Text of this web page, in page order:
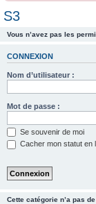
S3
Vous n’avez pas les
CONNEXION
Nom d’utilisateur :
Mot de passe :
Se souvenir de moi
Cacher mon statut en
Cette catégorie n’a pas de